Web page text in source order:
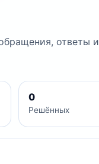
ответы и
0
Решённых